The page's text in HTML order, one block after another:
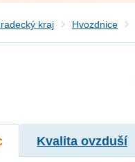
kraj Hvozdnice
Kvalita ovzduší